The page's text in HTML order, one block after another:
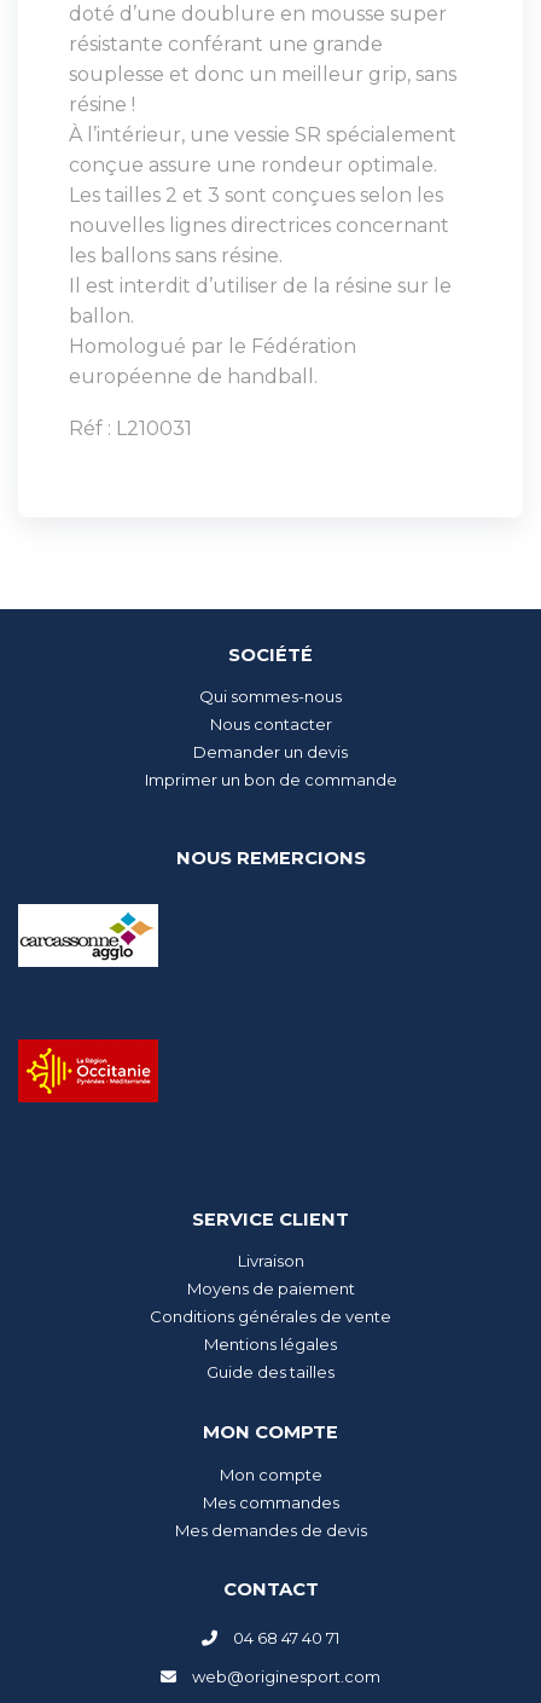
doté d’une doublure en mousse super
résistante conférant une grande
souplesse et donc un meilleur grip, sans
résine !
À l’intérieur, une vessie SR spécialement
conçue assure une rondeur optimale.
Les tailles 2 et 3 sont conçues selon les
nouvelles lignes directrices concernant
les ballons sans résine.
Il est interdit d’utiliser de la résine sur le
ballon.
Homologué par le Fédération
européenne de handball.
Réf : L210031
SOCIÉTÉ
Qui sommes-nous
Nous contacter
Demander un devis
Imprimer un bon de commande
NOUS REMERCIONS
SERVICE CLIENT
Livraison
Moyens de paiement
Conditions générales de vente
Mentions légales
Guide des tailles
MON COMPTE
Mon compte
Mes commandes
Mes demandes de devis
CONTACT
04 68 47 40 71
web@originesport.com